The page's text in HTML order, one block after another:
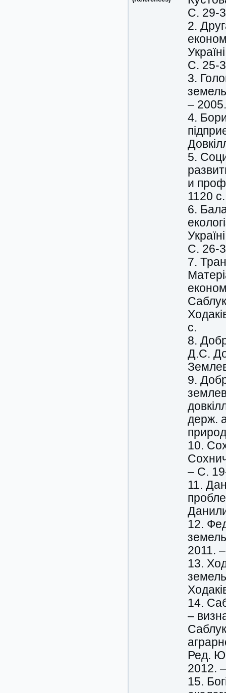
С. 29-
2.
С. 25-
3.
–
4.
5.
и
1120 с.
6.
С. 26-
7.
с.
8.
Д.С.
9.
держ.
10.
– С.
11.
12.
2011.
13.
14.
–
Ред.
2012.
15.